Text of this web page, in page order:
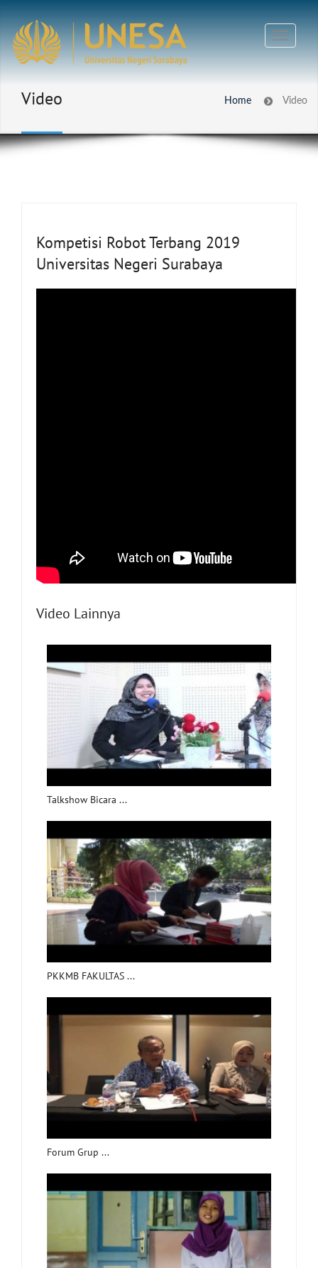
Video Home Video
Kompetisi Robot Terbang 2019
Universitas Negeri Surabaya
Video Lainnya
Talkshow Bicara ...
PKKMB FAKULTAS ...
Forum Grup ...